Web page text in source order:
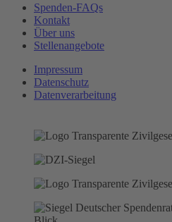
Spenden-FAQs
Kontakt
Über uns
Stellenangebote
Impressum
Datenschutz
Datenverarbeitung